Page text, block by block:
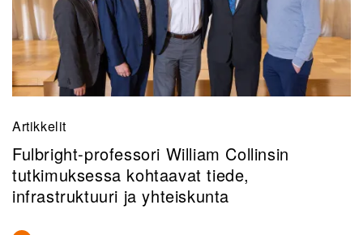
Artikkelit
Fulbright-professori William Collinsin
tutkimuksessa kohtaavat tiede,
infrastruktuuri ja yhteiskunta